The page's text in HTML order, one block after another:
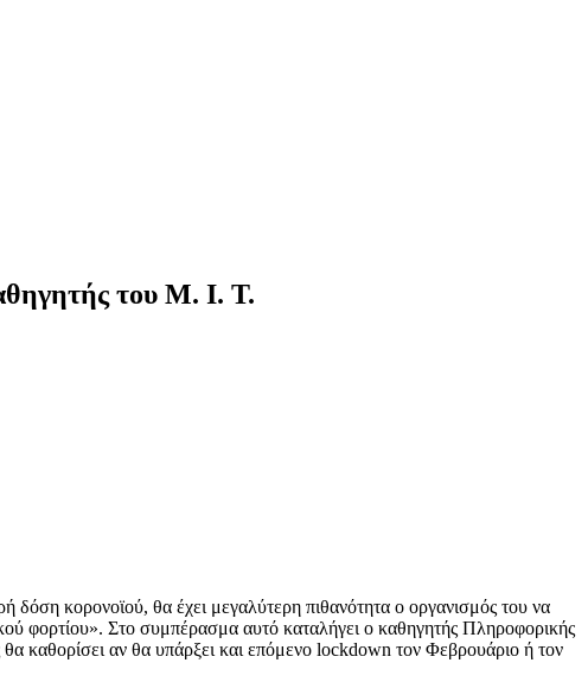
του M. I. T.
κορονοϊού, θα έχει μεγαλύτερη πιθανότητα ο οργανισμός του να
φορτίου». Στο συμπέρασμα αυτό καταλήγει ο καθηγητής Πληροφορικής
καθορίσει αν θα υπάρξει και επόμενο lockdown τον Φεβρουάριο ή τον